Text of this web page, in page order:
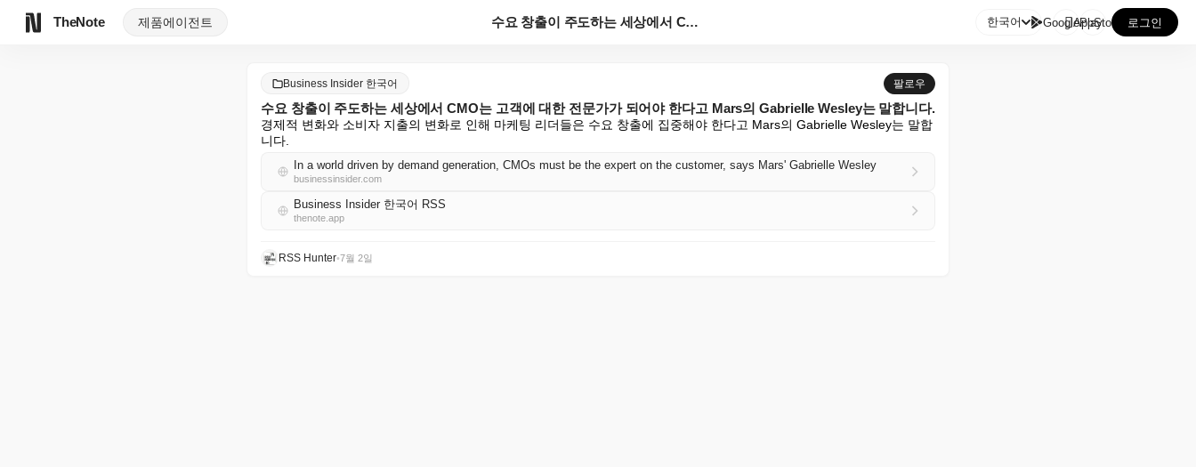
TheNote 제품에이전트 수요 창출이 주도하는 세상에서 CMO는 고객에 대한 전... 한국어 GooglePlay
AppStore 로그인
Business Insider 한국어 팔로우
수요 창출이 주도하는 세상에서 CMO는 고객에 대한 전문가가 되어야 한다고 Mars의 Gabrielle Wesley는 말합니다.
경제적 변화와 소비자 지출의 변화로 인해 마케팅 리더들은 수요 창출에 집중해야 한다고 Mars의 Gabrielle Wesley는 말합
니다.
In a world driven by demand generation, CMOs must be the expert on the customer, says Mars' Gabrielle Wesley
businessinsider.com
Business Insider 한국어 RSS
thenote.app
RSS Hunter•7월 2일